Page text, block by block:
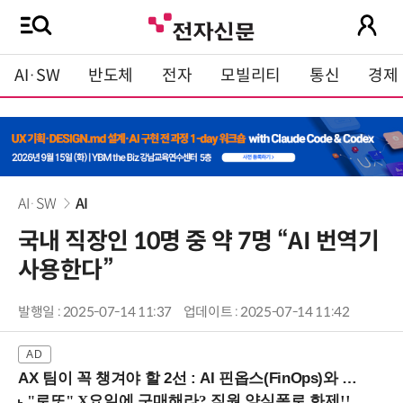
AI·SW 반도체 전자 모빌리티 통신 경제
AI·SW AI
국내 직장인 10명 중 약 7명 “AI 번역기
사용한다”
발행일 : 2025-07-14 11:37 업데이트 : 2025-07-14 11:42
AX 팀이 꼭 챙겨야 할 2선 : AI 핀옵스(FinOps)와 토큰 거버넌스 (8/21 잠실역)